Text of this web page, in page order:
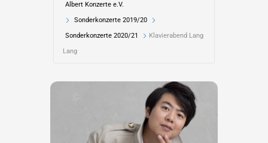
Albert Konzerte e.V.
Sonderkonzerte 2019/20
Sonderkonzerte 2020/21
Klavierabend Lang
Lang